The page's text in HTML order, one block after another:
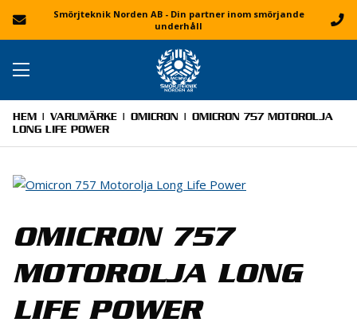
Smörjteknik Norden AB - Din partner inom smörjande
underhåll
HEM | VARUMÄRKE | OMICRON | OMICRON 757 MOTOROLJA
LONG LIFE POWER
OMICRON 757
MOTOROLJA LONG
LIFE POWER